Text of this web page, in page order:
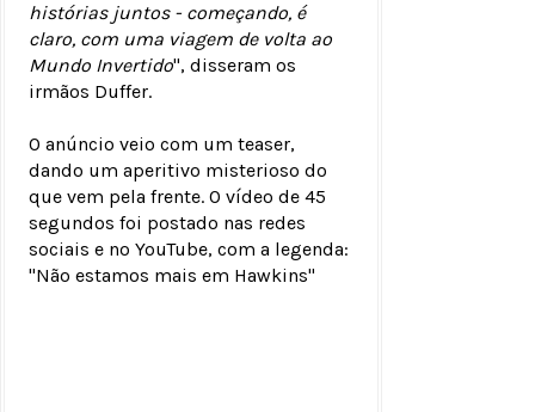
histórias juntos - começando, é
claro, com uma viagem de volta ao
Mundo Invertido", disseram os
irmãos Duffer.
O anúncio veio com um teaser,
dando um aperitivo misterioso do
que vem pela frente. O vídeo de 45
segundos foi postado nas redes
sociais e no YouTube, com a legenda:
"Não estamos mais em Hawkins"